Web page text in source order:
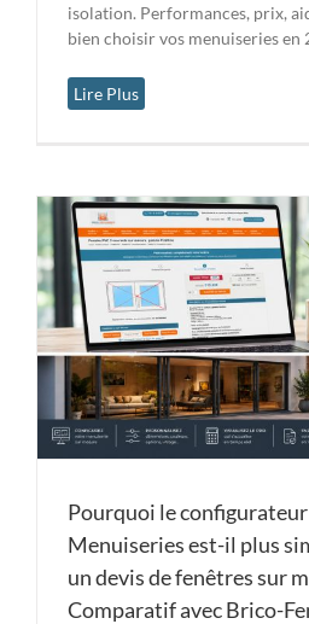
isolation. Performances, prix,
bien choisir vos menuiseries en
Lire Plus
Pourquoi le
Menuiseries est-il plus
un devis de fenêtres sur
Comparatif avec Brico-